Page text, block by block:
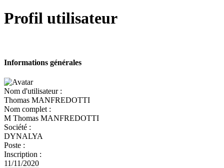
Profil utilisateur
Informations générales
Nom d'utilisateur :
Thomas MANFREDOTTI
Nom complet :
M Thomas MANFREDOTTI
Société :
DYNALYA
Poste :
Inscription :
11/11/2020